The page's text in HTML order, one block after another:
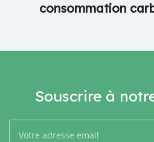
consommation
Souscrire à